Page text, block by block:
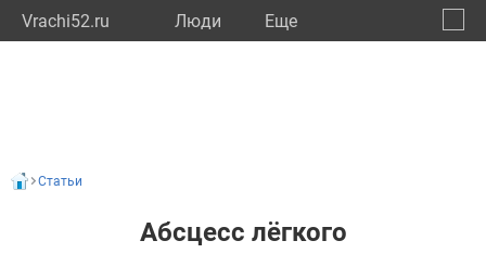
Vrachi52.ru Люди Eще
Статьи
Абсцесс лёгкого